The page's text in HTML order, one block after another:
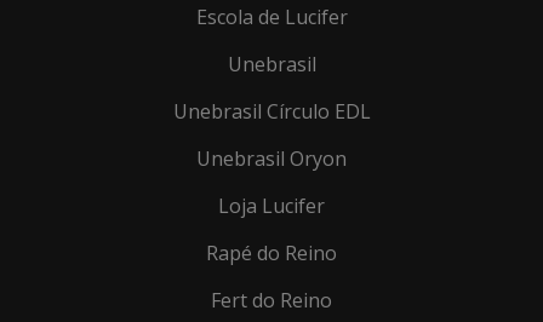
Escola de Lucifer
Unebrasil
Unebrasil Círculo EDL
Unebrasil Oryon
Loja Lucifer
Rapé do Reino
Fert do Reino